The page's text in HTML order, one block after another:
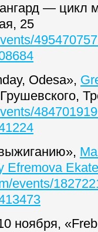
— цикл
25
Odesa»,
Efremova
events/
ноября,